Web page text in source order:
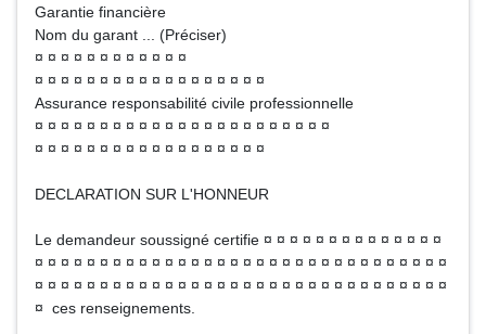
Garantie financière
Nom du garant ... (Préciser)
¤ ¤ ¤ ¤ ¤ ¤ ¤ ¤ ¤ ¤ ¤ ¤
¤ ¤ ¤ ¤ ¤ ¤ ¤ ¤ ¤ ¤ ¤ ¤ ¤ ¤ ¤ ¤ ¤ ¤
Assurance responsabilité civile professionnelle
¤ ¤ ¤ ¤ ¤ ¤ ¤ ¤ ¤ ¤ ¤ ¤ ¤ ¤ ¤ ¤ ¤ ¤ ¤ ¤ ¤ ¤ ¤
¤ ¤ ¤ ¤ ¤ ¤ ¤ ¤ ¤ ¤ ¤ ¤ ¤ ¤ ¤ ¤ ¤ ¤
DECLARATION SUR L'HONNEUR
Le demandeur soussigné certifie ¤ ¤ ¤ ¤ ¤ ¤ ¤ ¤ ¤ ¤ ¤ ¤ ¤ ¤
¤ ¤ ¤ ¤ ¤ ¤ ¤ ¤ ¤ ¤ ¤ ¤ ¤ ¤ ¤ ¤ ¤ ¤ ¤ ¤ ¤ ¤ ¤ ¤ ¤ ¤ ¤ ¤ ¤ ¤ ¤ ¤
¤ ¤ ¤ ¤ ¤ ¤ ¤ ¤ ¤ ¤ ¤ ¤ ¤ ¤ ¤ ¤ ¤ ¤ ¤ ¤ ¤ ¤ ¤ ¤ ¤ ¤ ¤ ¤ ¤ ¤ ¤ ¤
¤ ces renseignements.